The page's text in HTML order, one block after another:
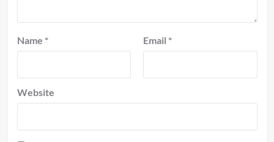
Name * Email *
Website